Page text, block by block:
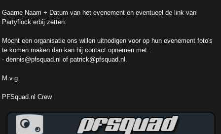
Gaarne Naam + Datum van het evenement en eventueel de link van
Partyflock erbij zetten.
Mocht een organisatie ons willen uitnodigen voor op hun evenement foto's
te komen maken dan kan hij contact opnemen met :
- dennis@pfsquad.nl of patrick@pfsquad.nl.
M.v.g.
PFSquad.nl Crew